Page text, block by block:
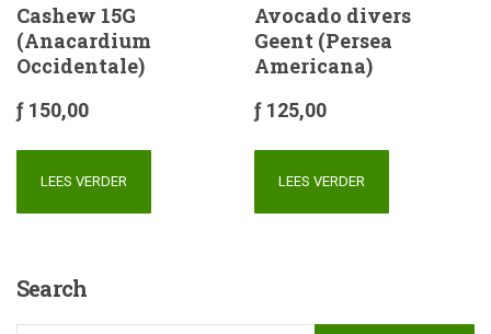
Cashew 15G
(Anacardium
Occidentale)
ƒ 150,00
LEES VERDER
Avocado divers
Geent (Persea
Americana)
ƒ 125,00
LEES VERDER
Search